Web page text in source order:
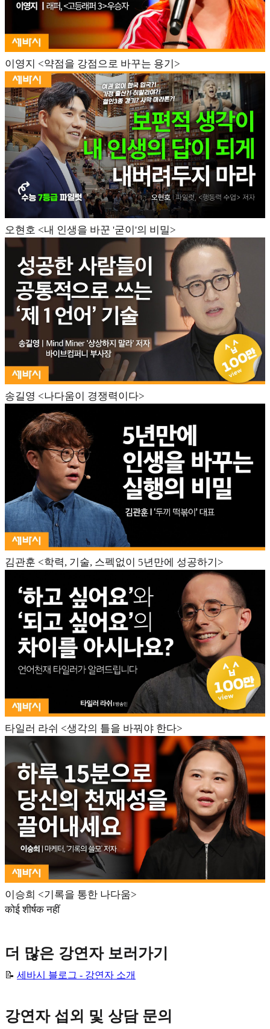
이영지 <약점을 강점으로 바꾸는 용기>
오현호 <내 인생을 바꾼 '굳이'의 비밀>
송길영 <나다움이 경쟁력이다>
김관훈 <학력, 기술, 스펙없이 5년만에 성공하기>
타일러 라쉬 <생각의 틀을 바꿔야 한다>
이승희 <기록을 통한 나다움>
कोई शीर्षक नहीं
더 많은 강연자 보러가기
📝 세바시 블로그 - 강연자 소개
강연자 섭외 및 상담 문의